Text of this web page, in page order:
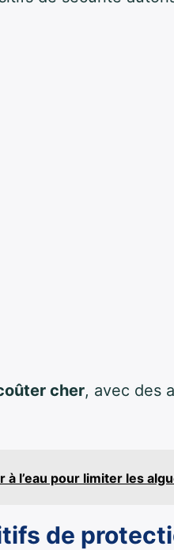
cher, avec des
l’eau pour limiter les
de